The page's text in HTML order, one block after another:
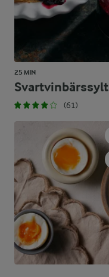
25 MIN
Svartvinbärssylt
(61)